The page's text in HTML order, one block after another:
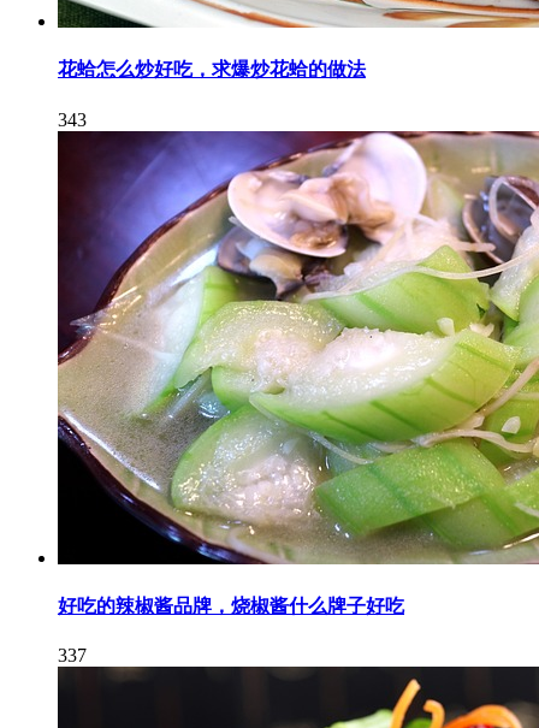
花蛤怎么炒好吃，求爆炒花蛤的做法
343
好吃的辣椒酱品牌，烧椒酱什么牌子好吃
337